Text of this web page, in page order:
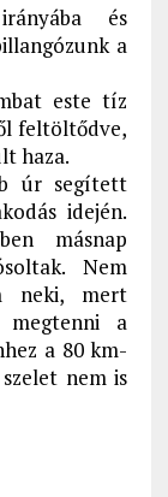
és
a
este tíz
feltöltődve,
haza.
úr segített
idején.
másnap
Nem
neki, mert
a
a 80 km-
nem is